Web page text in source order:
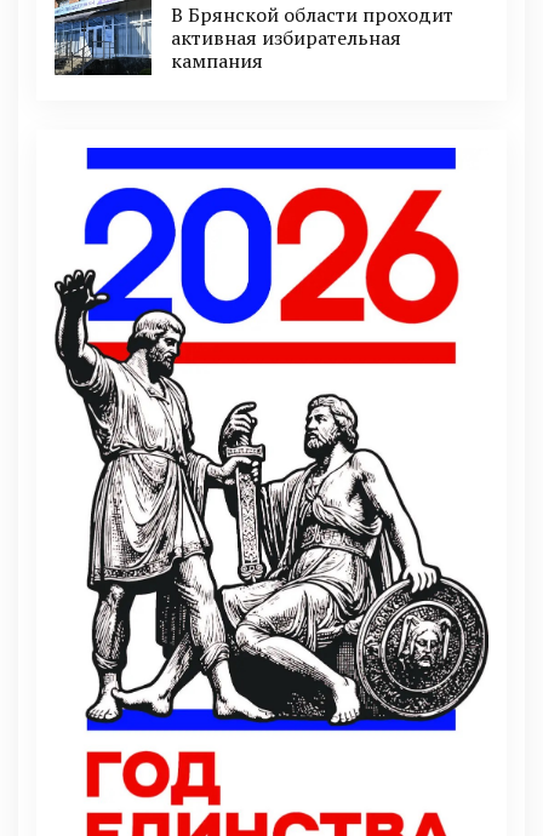
В Брянской области проходит
активная избирательная
кампания